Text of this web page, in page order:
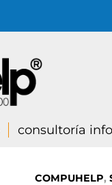
consultoría
COMPUHELP,